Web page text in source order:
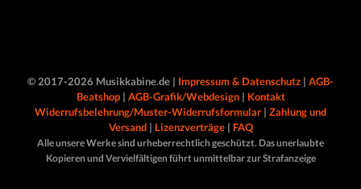
© 2017-2026 Musikkabine.de | Impressum & Datenschutz | AGB-
Beatshop| AGB-Grafik/Webdesign| Kontakt
Widerrufsbelehrung/Muster-Widerrufsformular | Zahlung und
Versand| Lizenzverträge| FAQ
Alle unsere Werke sind urheberrechtlich geschützt. Das unerlaubte
Kopieren und Vervielfältigen führt unmittelbar zur Strafanzeige